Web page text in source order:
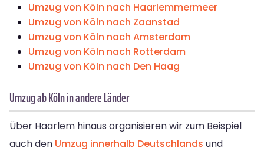
Umzug von Köln nach Haarlemmermeer
Umzug von Köln nach Zaanstad
Umzug von Köln nach Amsterdam
Umzug von Köln nach Rotterdam
Umzug von Köln nach Den Haag
Umzug ab Köln in andere Länder
Über Haarlem hinaus organisieren wir zum Beispiel
auch den Umzug innerhalb Deutschlands und